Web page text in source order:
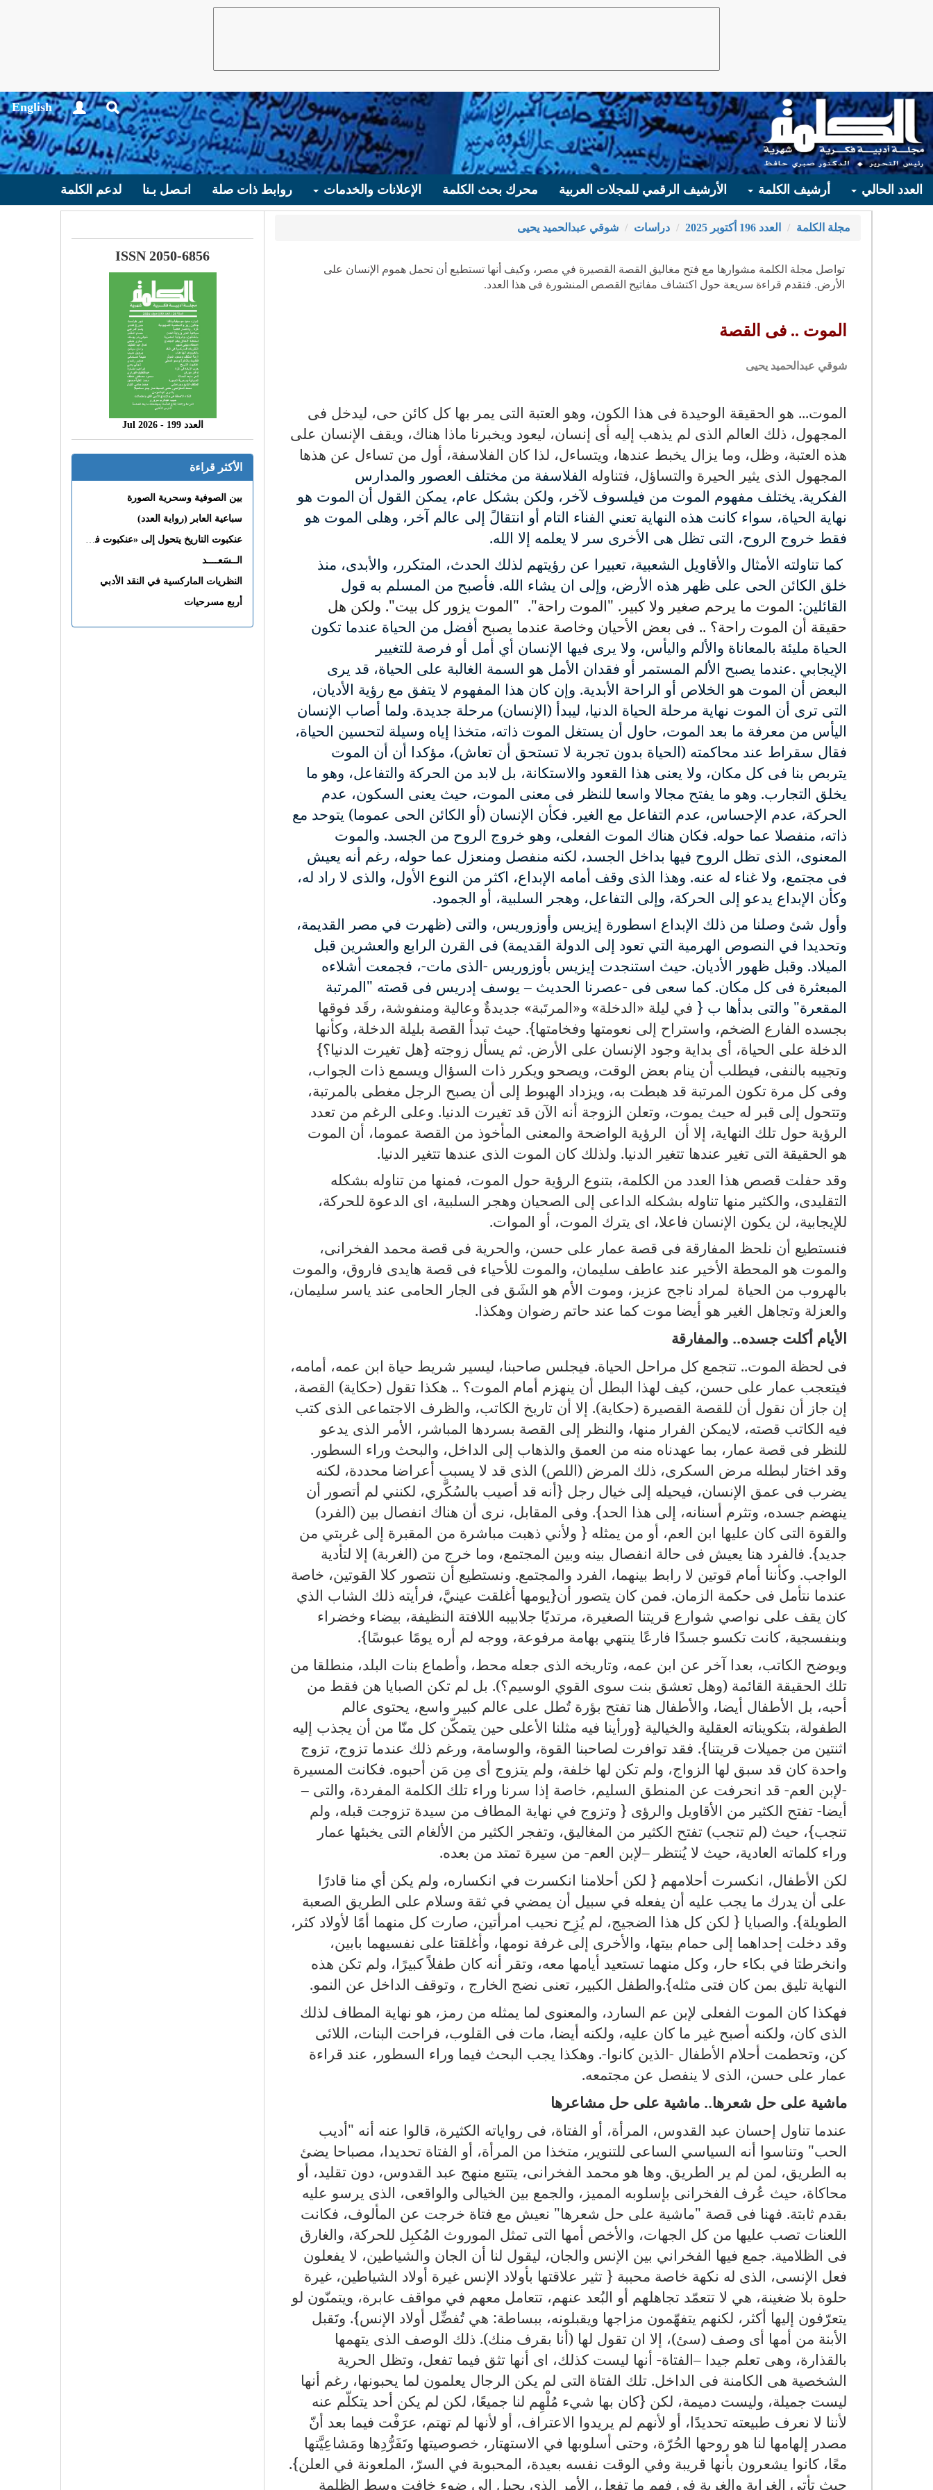
English
العدد الحالي أرشيف الكلمة الأرشيف الرقمي للمجلات العربية محرك بحث الكلمة الإعلانات والخدمات روابط ذات صلة اتـصل بـنا لدعم الكلمة
مجلة الكلمة العدد 196 أكتوبر 2025 دراسات شوقي عبدالحميد يحيى
تواصل مجلة الكلمة مشوارها مع فتح مغاليق القصة القصيرة في مصر، وكيف أنها تستطيع أن تحمل هموم الإنسان على
الأرض. فتقدم قراءة سريعة حول اكتشاف مفاتيح القصص المنشورة فى هذا العدد.
الموت .. فى القصة
شوقي عبدالحميد يحيى
الموت... هو الحقيقة الوحيدة فى هذا الكون، وهو العتبة التى يمر بها كل كائن حى، ليدخل فى
المجهول، ذلك العالم الذى لم يذهب إليه أى إنسان، ليعود ويخبرنا ماذا هناك، ويقف الإنسان على
هذه العتبة، وظل، وما يزال يخبط عندها، ويتساءل، لذا كان الفلاسفة، أول من تساءل عن هذها
المجهول الذى يثير الحيرة والتساؤل، فتناوله الفلاسفة من مختلف العصور والمدارس
الفكرية. يختلف مفهوم الموت من فيلسوف لآخر، ولكن بشكل عام، يمكن القول أن الموت هو
نهاية الحياة، سواء كانت هذه النهاية تعني الفناء التام أو انتقالً إلى عالم آخر، وهلى الموت هو
فقط خروج الروح، التى تظل هى الأخرى سر لا يعلمه إلا الله.
كما تناولته الأمثال والأقاويل الشعبية، تعبيرا عن رؤيتهم لذلك الحدث، المتكرر، والأبدى، منذ
خلق الكائن الحى على ظهر هذه الأرض، وإلى ان يشاء الله. فأصبح من المسلم به قول
القائلين: الموت ما يرحم صغير ولا كبير. "الموت راحة". "الموت يزور كل بيت". ولكن هل
حقيقة أن الموت راحة؟ .. فى بعض الأحيان وخاصة عندما يصبح أفضل من الحياة عندما تكون
الحياة مليئة بالمعاناة والألم واليأس، ولا يرى فيها الإنسان أي أمل أو فرصة للتغيير
الإيجابي .عندما يصبح الألم المستمر أو فقدان الأمل هو السمة الغالبة على الحياة، قد يرى
البعض أن الموت هو الخلاص أو الراحة الأبدية. وإن كان هذا المفهوم لا يتفق مع رؤية الأديان،
التى ترى أن الموت نهاية مرحلة الحياة الدنيا، ليبدأ (الإنسان) مرحلة جديدة. ولما أصاب الإنسان
اليأس من معرفة ما بعد الموت، حاول أن يستغل الموت ذاته، متخذا إياه وسيلة لتحسين الحياة،
فقال سقراط عند محاكمته (الحياة بدون تجربة لا تستحق أن تعاش)، مؤكدا أن أن الموت
يتربص بنا فى كل مكان، ولا يعنى هذا القعود والاستكانة، بل لابد من الحركة والتفاعل، وهو ما
يخلق التجارب. وهو ما يفتح مجالا واسعا للنظر فى معنى الموت، حيث يعنى السكون، عدم
الحركة، عدم الإحساس، عدم التفاعل مع الغير. فكأن الإنسان (أو الكائن الحى عموما) يتوحد مع
ذاته، منفصلا عما حوله. فكان هناك الموت الفعلى، وهو خروج الروح من الجسد. والموت
المعنوى، الذى تظل الروح فيها بداخل الجسد، لكنه منفصل ومنعزل عما حوله، رغم أنه يعيش
فى مجتمع، ولا غناء له عنه. وهذا الذى وقف أمامه الإبداع، اكثر من النوع الأول، والذى لا راد له،
وكأن الإبداع يدعو إلى الحركة، وإلى التفاعل، وهجر السلبية، أو الجمود.
وأول شئ وصلنا من ذلك الإبداع اسطورة إيزيس وأوزوريس، والتى (ظهرت في مصر القديمة،
وتحديدا في النصوص الهرمية التي تعود إلى الدولة القديمة( فى القرن الرابع والعشرين قبل
الميلاد. وقبل ظهور الأديان. حيث استنجدت إيزيس بأوزوريس -الذى مات-، فجمعت أشلاءه
المبعثرة فى كل مكان. كما سعى فى -عصرنا الحديث – يوسف إدريس فى قصته "المرتبة
المقعرة" والتى بدأها ب { في ليلة «الدخلة» و«المرتَبة» جديدةٌ وعالية ومنفوشة، رقَد فوقها
بجسده الفارع الضخم، واستراح إلى نعومتها وفخامتها}. حيث تبدأ القصة بليلة الدخلة، وكأنها
الدخلة على الحياة، أى بداية وجود الإنسان على الأرض. ثم يسأل زوجته {هل تغيرت الدنيا؟}
وتجيبه بالنفى، فيطلب أن ينام بعض الوقت، ويصحو ويكرر ذات السؤال ويسمع ذات الجواب،
وفى كل مرة تكون المرتبة قد هبطت به، ويزداد الهبوط إلى أن يصبح الرجل مغطى بالمرتبة،
وتتحول إلى قبر له حيث يموت، وتعلن الزوجة أنه الآن قد تغيرت الدنيا. وعلى الرغم من تعدد
الرؤية حول تلك النهاية، إلا أن الرؤية الواضحة والمعنى المأخوذ من القصة عموما، أن الموت
هو الحقيقة التى تغير عندها تتغير الدنيا. ولذلك كان الموت الذى عندها تتغير الدنيا.
وقد حفلت قصص هذا العدد من الكلمة، بتنوع الرؤية حول الموت، فمنها من تناوله بشكله
التقليدى، والكثير منها تناوله بشكله الداعى إلى الصحيان وهجر السلبية، اى الدعوة للحركة،
للإيجابية، لن يكون الإنسان فاعلا، اى يترك الموت، أو الموات.
فنستطيع أن نلحظ المفارقة فى قصة عمار على حسن، والحرية فى قصة محمد الفخرانى،
والموت هو المحطة الأخير عند عاطف سليمان، والموت للأحياء فى قصة هايدى فاروق، والموت
بالهروب من الحياة لمراد ناجح عزيز، وموت الأم هو الشَق فى الجار الحامى عند ياسر سليمان،
والعزلة وتجاهل الغير هو أيضا موت كما عند حاتم رضوان وهكذا.
الأيام أكلت جسده.. والمفارقة
فى لحظة الموت.. تتجمع كل مراحل الحياة. فيجلس صاحبنا، ليسير شريط حياة ابن عمه، أمامه،
فيتعجب عمار على حسن، كيف لهذا البطل أن ينهزم أمام الموت؟ .. هكذا تقول (حكاية) القصة،
إن جاز أن نقول أن للقصة القصيرة (حكاية). إلا أن تاريخ الكاتب، والظرف الاجتماعى الذى كتب
فيه الكاتب قصته، لايمكن الفرار منها، والنظر إلى القصة بسردها المباشر، الأمر الذى يدعو
للنظر فى قصة عمار، بما عهدناه منه من العمق والذهاب إلى الداخل، والبحث وراء السطور.
وقد اختار لبطله مرض السكرى، ذلك المرض (اللص) الذى قد لا يسبب أعراضا محددة، لكنه
يضرب فى عمق الإنسان، فيحيله إلى خيال رجل {أنه قد أصيب بالسُكَّري، لكنني لم أتصور أن
ينهضم جسده، وتثرم أسنانه، إلى هذا الحد}. وفى المقابل، نرى أن هناك انفصال بين (الفرد)
والقوة التى كان عليها ابن العم، أو من يمثله { ولأني ذهبت مباشرة من المقبرة إلى غربتي من
جديد}. فالفرد هنا يعيش فى حالة انفصال بينه وبين المجتمع، وما خرج من (الغربة) إلا لتأدية
الواجب. وكأننا أمام قوتين لا رابط بينهما، الفرد والمجتمع. ونستطيع أن نتصور كلا القوتين، خاصة
عندما نتأمل فى حكمة الزمان. فمن كان يتصور أن{يومها أغلقت عينيَّ، فرأيته ذلك الشاب الذي
كان يقف على نواصي شوارع قريتنا الصغيرة، مرتديًا جلابيبه اللافتة النظيفة، بيضاء وخضراء
وبنفسجية، كانت تكسو جسدًا فارعًا ينتهي بهامة مرفوعة، ووجه لم أره يومًا عبوسًا}.
ويوضح الكاتب، بعدا آخر عن ابن عمه، وتاريخه الذى جعله محط، وأطماع بنات البلد، منطلقا من
تلك الحقيقة القائمة (وهل تعشق بنت سوى القوي الوسيم؟). بل لم تكن الصبايا هن فقط من
أحبه، بل الأطفال أيضا، والأطفال هنا تفتح بؤرة تُطل على عالم كبير واسع، يحتوى عالم
الطفولة، بتكويناته العقلية والخيالية {ورأينا فيه مثلنا الأعلى حين يتمكّن كل منّا من أن يجذب إليه
اثنتين من جميلات قريتنا}. فقد توافرت لصاحبنا القوة، والوسامة، ورغم ذلك عندما تزوج، تزوج
واحدة كان قد سبق لها الزواج، ولم تكن لها خلفة، ولم يتزوج أى مِن مَن أحبوه. فكانت المسيرة
-لإبن العم- قد انحرفت عن المنطق السليم، خاصة إذا سرنا وراء تلك الكلمة المفردة، والتى –
أيضا- تفتح الكثير من الأقاويل والرؤى { وتزوج في نهاية المطاف من سيدة تزوجت قبله، ولم
تنجب}، حيث (لم تنجب) تفتح الكثير من المغاليق، وتفجر الكثير من الألغام التى يخبئها عمار
وراء كلماته العادية، حيث لا يُنتظر –لإبن العم- من سيرة تمتد من بعده.
لكن الأطفال، انكسرت أحلامهم { لكن أحلامنا انكسرت في انكساره، ولم يكن أي منا قادرًا
على أن يدرك ما يجب عليه أن يفعله في سبيل أن يمضي في ثقة وسلام على الطريق الصعبة
الطويلة}. والصبايا { لكن كل هذا الضجيج، لم يُزِح نحيب امرأتين، صارت كل منهما أمًا لأولاد كثر،
وقد دخلت إحداهما إلى حمام بيتها، والأخرى إلى غرفة نومها، وأغلقتا على نفسيهما بابين،
وانخرطتا في بكاء حار، وكل منهما تستعيد أيامها معه، وتقر أنه كان طفلاً كبيرًا، ولم تكن هذه
النهاية تليق بمن كان فتى مثله}.والطفل الكبير، تعنى نضج الخارج ، وتوقف الداخل عن النمو.
فهكذا كان الموت الفعلى لإبن عم السارد، والمعنوى لما يمثله من رمز، هو نهاية المطاف لذلك
الذى كان، ولكنه أصبح غير ما كان عليه، ولكنه أيضا، مات فى القلوب، فراحت البنات، اللائى
كن، وتحطمت أحلام الأطفال -الذين كانوا-. وهكذا يجب البحث فيما وراء السطور، عند قراءة
عمار على حسن، الذى لا ينفصل عن مجتمعه.
ماشية على حل شعرها.. ماشية على حل مشاعرها
عندما تناول إحسان عبد القدوس، المرأة، أو الفتاة، فى رواياته الكثيرة، قالوا عنه أنه "أديب
الحب" وتناسوا أنه السياسي الساعى للتنوير، متخذا من المرأة، أو الفتاة تحديدا، مصباحا يضئ
به الطريق، لمن لم ير الطريق. وها هو محمد الفخرانى، يتتبع منهج عبد القدوس، دون تقليد، أو
محاكاة، حيث عُرف الفخرانى بإسلوبه المميز، والجمع بين الخيالى والواقعى، الذى يرسو عليه
بقدم ثابتة. فهنا فى قصة "ماشية على حل شعرها" نعيش مع فتاة خرجت عن المألوف، فكانت
اللعنات تصب عليها من كل الجهات، والأخص أمها التى تمثل الموروث المُكبِل للحركة، والغارق
فى الظلامية. جمع فيها الفخراني بين الإنس والجان، ليقول لنا أن الجان والشياطين، لا يفعلون
فعل الإنسى، الذى له نكهة خاصة محببة { تثير علاقتها بأولاد الإنس غيرة أولاد الشياطين، غيرة
حلوة بلا ضغينة، هي لا تتعمّد تجاهلهم أو البُعد عنهم، تتعامل معهم في مواقف عابرة، ويتمنّون لو
يتعرّفون إليها أكثر، لكنهم يتفهّمون مزاجها ويقبلونه، ببساطة: هي تُفضِّل أولاد الإنس}. وتَقبل
الأبنة من أمها أى وصف (سئ)، إلا ان تقول لها (أنا بقرف منك). ذلك الوصف الذى يتهمها
بالقذارة، وهى تعلم جيدا –الفتاة- أنها ليست كذلك، اى أنها تثق فيما تفعل، وتظل الحرية
الشخصية هى الكامنة فى الداخل. تلك الفتاة التى لم يكن الرجال يعلمون لما يحبونها، رغم أنها
ليست جميلة، وليست دميمة، لكن {كان بها شيء مُلْهِم لنا جميعًا، لكن لم يكن أحد يتكلّم عنه
لأننا لا نعرف طبيعته تحديدًا، أو لأنهم لم يريدوا الاعتراف، أو لأنها لم تهتم، عرَفْت فيما بعد أنّ
مصدر إلهامها لنا هو روحها الحُرّة، وحتى أسلوبها في الاستهتار، خصوصيتها وتَفَرُّدِها ومَشاعِيَّتها
معًا، كانوا يشعرون بأنها قريبة وفي الوقت نفسه بعيدة، المحبوبة في السرّ، الملعونة في العلن}.
حيث تأتى الغرابة والغربة فى فهم ما تفعل، الأمر الذى يحيل إلى ضوء خافت وسط الظلمة
ISSN 2050-6856
العدد 199 - 2026 Jul
الأكثر قراءة
بين الصوفية وسحرية الصورة
سباعية العابر (رواية العدد)
عنكبوت التاريخ يتحول إلى «عنكبوت فى القلب»
الــسَعــــد
النظريات الماركسية في النقد الأدبي
أربع مسرحيات